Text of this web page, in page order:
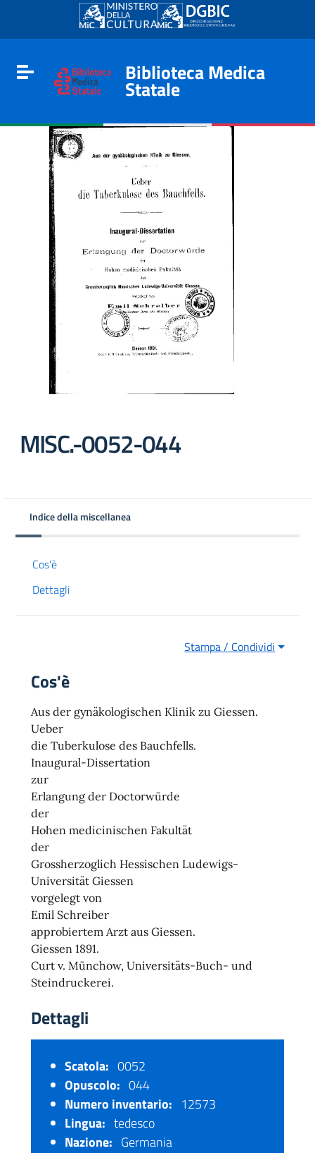
Go to content
Go to the navigation menu
Go to the footer
Toggle navigation
Biblioteca Medica
Statale
MISC.-0052-044
Indice della miscellanea
Cos'è
Dettagli
Stampa / Condividi
Cos'è
Aus der gynäkologischen Klinik zu Giessen.
Ueber
die Tuberkulose des Bauchfells.
Inaugural-Dissertation
zur
Erlangung der Doctorwürde
der
Hohen medicinischen Fakultät
der
Grossherzoglich Hessischen Ludewigs-
Universität Giessen
vorgelegt von
Emil Schreiber
approbiertem Arzt aus Giessen.
Giessen 1891.
Curt v. Münchow, Universitäts-Buch- und
Steindruckerei.
Dettagli
Scatola: 0052
Opuscolo: 044
Numero inventario: 12573
Lingua: tedesco
Nazione: Germania